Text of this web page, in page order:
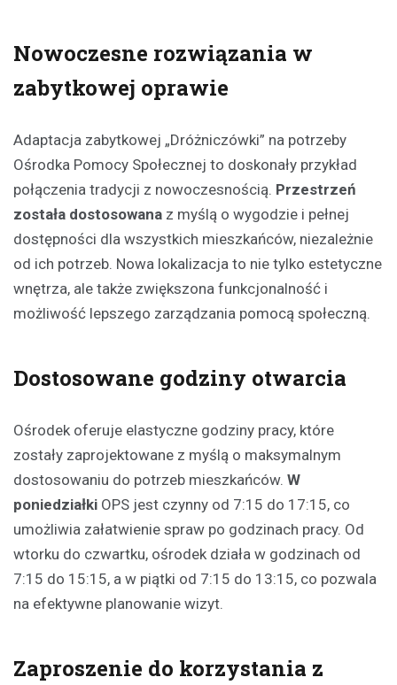
Nowoczesne rozwiązania w
zabytkowej oprawie
Adaptacja zabytkowej „Dróżniczówki” na potrzeby
Ośrodka Pomocy Społecznej to doskonały przykład
połączenia tradycji z nowoczesnością. Przestrzeń
została dostosowana z myślą o wygodzie i pełnej
dostępności dla wszystkich mieszkańców, niezależnie
od ich potrzeb. Nowa lokalizacja to nie tylko estetyczne
wnętrza, ale także zwiększona funkcjonalność i
możliwość lepszego zarządzania pomocą społeczną.
Dostosowane godziny otwarcia
Ośrodek oferuje elastyczne godziny pracy, które
zostały zaprojektowane z myślą o maksymalnym
dostosowaniu do potrzeb mieszkańców. W
poniedziałki OPS jest czynny od 7:15 do 17:15, co
umożliwia załatwienie spraw po godzinach pracy. Od
wtorku do czwartku, ośrodek działa w godzinach od
7:15 do 15:15, a w piątki od 7:15 do 13:15, co pozwala
na efektywne planowanie wizyt.
Zaproszenie do korzystania z